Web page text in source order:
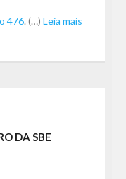
476. (…) Leia mais
DA SBE